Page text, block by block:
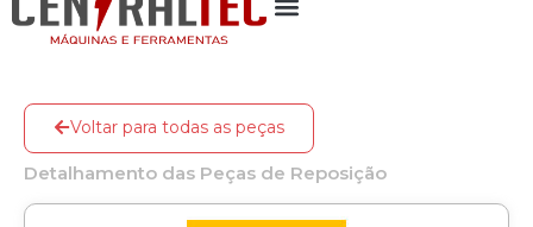
Voltar para todas as peças
Detalhamento das Peças de Reposição